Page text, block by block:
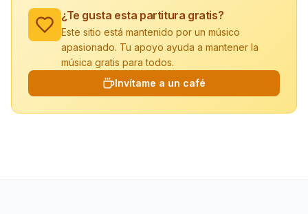
¿Te gusta esta partitura gratis?
Este sitio está mantenido por un músico
apasionado. Tu apoyo ayuda a mantener la
música gratis para todos.
Invítame a un café